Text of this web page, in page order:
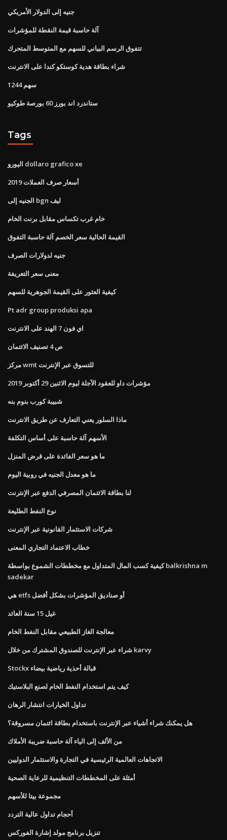
جنيه إلى الدولار الأمريكي
آلة حاسبة قيمة النقطة للمؤشرات
تتفوق الرسم البياني للسهم مع المتوسط ​​المتحرك
شراء بطاقة هدية كوستكو كندا على الانترنت
1244 سهم
ستاندرد اند بورز 60 بورصة طوكيو
Tags
اليورو dollaro grafico xe
أسعار صرف العملات 2019
الجنيه إلى bgn ليف
خام غرب تكساس مقابل برنت الخام
القيمة الحالية سعر الخصم آلة حاسبة التفوق
جنيه لدولارات الصرف
معنى سعر التعريفة
كيفية العثور على القيمة الجوهرية للسهم
Pt adr group produksi apa
اي فون 7 الهند على الانترنت
ص 4 تصنيف الائتمان
مركز wmt للتسوق عبر الإنترنت
مؤشرات داو للعقود الآجلة ليوم الاثنين 29 أكتوبر 2019
شبيبة كورب بنوم بنه
ماذا السلور يعني التعارف عن طريق الانترنت
الأسهم آلة حاسبة على أساس التكلفة
ما هو سعر الفائدة على قرض المنزل
ما هو معدل الجنيه في روبية اليوم
لنا بطاقة الائتمان المصرفي الدفع عبر الإنترنت
نوع النفط الطليعة
شركات الاستثمار القانونية عبر الإنترنت
خطاب الاعتماد التجاري المعنى
كيفية كسب المال المتداول مع مخططات الشموع بواسطة balkrishna m
sadekar
هي etfs أو صناديق المؤشرات بشكل أفضل
غيل 15 سنة العائد
معالجة الغاز الطبيعي مقابل النفط الخام
شراء عبر الإنترنت للصندوق المشترك من خلال karvy
Stockx قبالة أحذية رياضية بيضاء
كيف يتم استخدام النفط الخام لصنع البلاستيك
تداول الخيارات انتشار الرهان
هل يمكنك شراء أشياء عبر الإنترنت باستخدام بطاقة ائتمان مسروقة؟
من الألف إلى الياء آلة حاسبة ضريبة الأملاك
الاتجاهات العالمية الرئيسية في التجارة والاستثمار الدوليين
أمثلة على المخططات التنظيمية للرعاية الصحية
مجموعة بيتا للأسهم
أحجام تداول عالية التردد
تنزيل برنامج مولد إشارة الفوركس